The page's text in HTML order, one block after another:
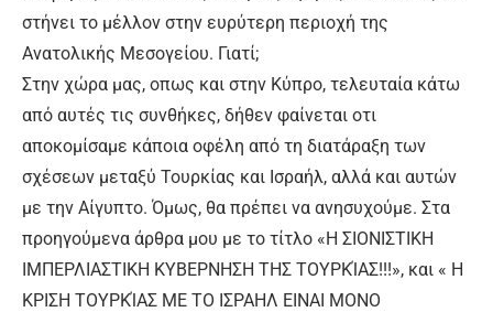
στήνει το μέλλον στην ευρύτερη περιοχή της
Ανατολικής Μεσογείου. Γιατί;
Στην χώρα μας, οπως και στην Κύπρο, τελευταία κάτω
από αυτές τις συνθήκες, δήθεν φαίνεται οτι
αποκομίσαμε κάποια οφέλη από τη διατάραξη των
σχέσεων μεταξύ Τουρκίας και Ισραήλ, αλλά και αυτών
με την Αίγυπτο. Όμως, θα πρέπει να ανησυχούμε. Στα
προηγούμενα άρθρα μου με το τίτλο «Η ΣΙΟΝΙΣΤΙΚΗ
ΙΜΠΕΡΛΙΑΣΤΙΚΗ ΚΥΒΕΡΝΗΣΗ ΤΗΣ ΤΟΥΡΚΊΑΣ!!!», και « Η
ΚΡΙΣΗ ΤΟΥΡΚΊΑΣ ΜΕ ΤΟ ΙΣΡΑΗΛ ΕΙΝΑΙ ΜΟΝΟ